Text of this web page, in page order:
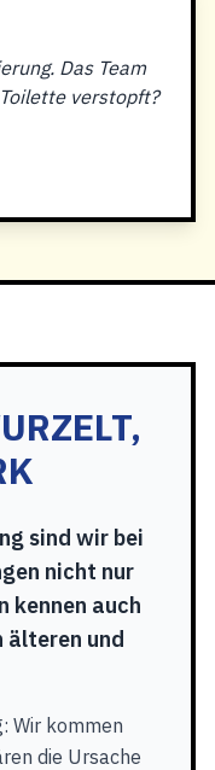
Das Team
verstopft?
sind wir bei
nicht nur
kennen auch
älteren und
Wir kommen
die Ursache